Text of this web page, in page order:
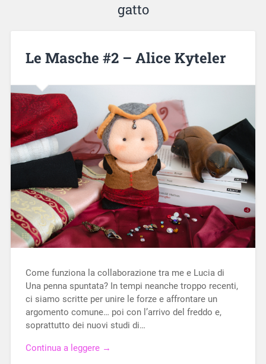
gatto
Le Masche #2 – Alice Kyteler
Come funziona la collaborazione tra me e Lucia di
Una penna spuntata? In tempi neanche troppo recenti,
ci siamo scritte per unire le forze e affrontare un
argomento comune… poi con l’arrivo del freddo e,
soprattutto dei nuovi studi di…
Continua a leggere →